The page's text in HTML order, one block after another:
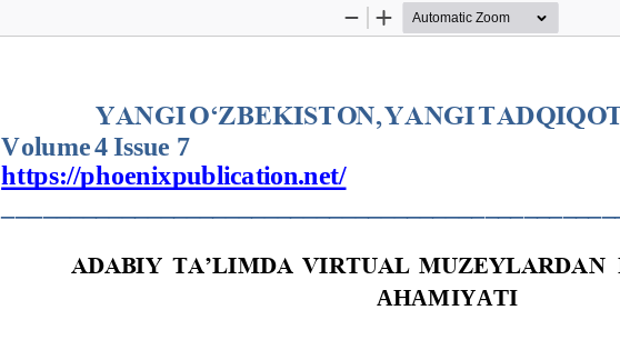
Zoom
Zoom
YANGI O‘ZBEKISTON, YANGI
Volume 4 Issue 7
https://phoenixpublication.net/
ADABIY TA’LIMDA VIRTUAL MUZEYLARDAN
AHAMIYATI